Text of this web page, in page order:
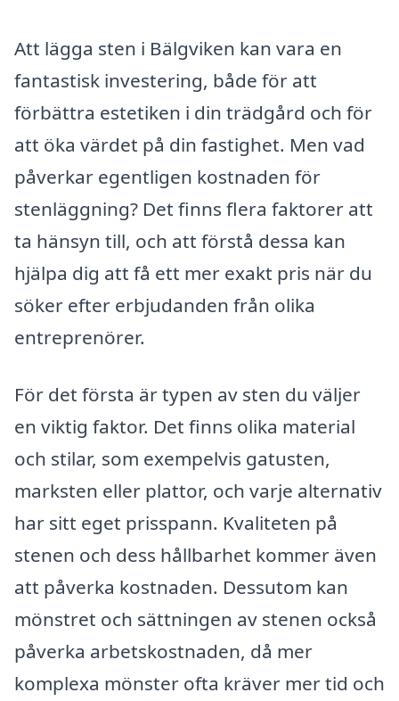
Att lägga sten i Bälgviken kan vara en
fantastisk investering, både för att
förbättra estetiken i din trädgård och för
att öka värdet på din fastighet. Men vad
påverkar egentligen kostnaden för
stenläggning? Det finns flera faktorer att
ta hänsyn till, och att förstå dessa kan
hjälpa dig att få ett mer exakt pris när du
söker efter erbjudanden från olika
entreprenörer.
För det första är typen av sten du väljer
en viktig faktor. Det finns olika material
och stilar, som exempelvis gatusten,
marksten eller plattor, och varje alternativ
har sitt eget prisspann. Kvaliteten på
stenen och dess hållbarhet kommer även
att påverka kostnaden. Dessutom kan
mönstret och sättningen av stenen också
påverka arbetskostnaden, då mer
komplexa mönster ofta kräver mer tid och